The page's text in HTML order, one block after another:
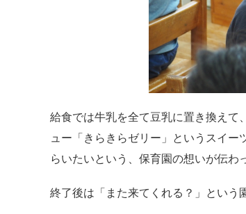
給食では牛乳を全て豆乳に置き換え
ュー「きらきらゼリー」というスイ
らいたいという、保育園の想いが伝わ
終了後は「また来てくれる？」という